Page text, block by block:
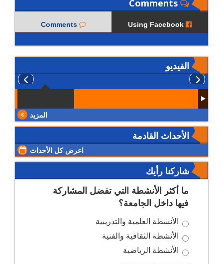
Comments
الفيديو
المزيد
الأحداث القادمة
اعرض كل الأحداث
شاركنا رأيك
ما أكثر الأنشطة التي تفضل المشاركة
فيها داخل الجامعة؟
الأنشطة العلمية والتدريبية
الأنشطة الثقافية والفنية
الأنشطة الرياضية